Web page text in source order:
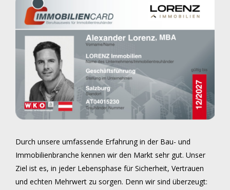
Durch unsere umfassende Erfahrung in der Bau- und
Immobilienbranche kennen wir den Markt sehr gut. Unser
Ziel ist es, in jeder Lebensphase für Sicherheit, Vertrauen
und echten Mehrwert zu sorgen. Denn wir sind überzeugt: